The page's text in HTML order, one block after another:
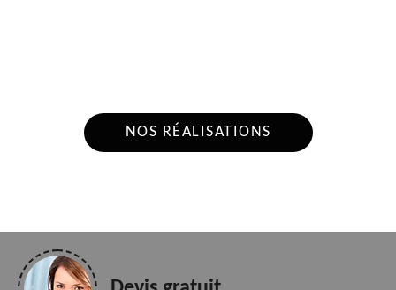
NOS RÉALISATIONS